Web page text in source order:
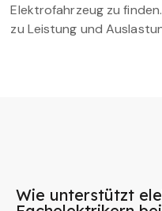
Elektrofahrzeug zu
zu Leistung und
Wie unterstützt